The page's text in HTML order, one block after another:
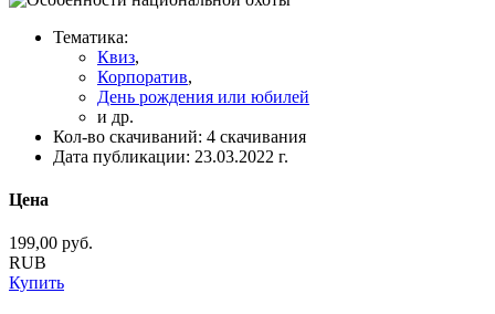
Тематика:
Квиз,
Корпоратив,
День рождения или юбилей
и др.
Кол-во скачиваний: 4 скачивания
Дата публикации: 23.03.2022 г.
Цена
199,00 руб.
RUB
Купить